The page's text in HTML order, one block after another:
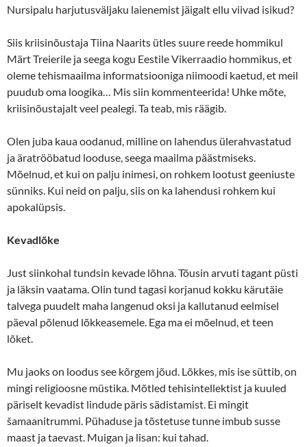
Nursipalu harjutusväljaku laienemist jäigalt ellu viivad isikud?
Siis kriisinõustaja Tiina Naarits ütles suure reede hommikul
Märt Treierile ja seega kogu Eestile Vikerraadio hommikus, et
oleme tehismaailma informatsiooniga niimoodi kaetud, et meil
puudub oma loogika… Mis siin kommenteerida! Uhke mõte,
kriisinõustajalt veel pealegi. Ta teab, mis räägib.
Olen juba kaua oodanud, milline on lahendus ülerahvastatud
ja äratrööbatud looduse, seega maailma päästmiseks.
Mõelnud, et kui on palju inimesi, on rohkem lootust geeniuste
sünniks. Kui neid on palju, siis on ka lahendusi rohkem kui
apokalüpsis.
Kevadlõke
Just siinkohal tundsin kevade lõhna. Tõusin arvuti tagant püsti
ja läksin vaatama. Olin tund tagasi korjanud kokku kärutäie
talvega puudelt maha langenud oksi ja kallutanud eelmisel
päeval põlenud lõkkeasemele. Ega ma ei mõelnud, et teen
lõket.
Mu jaoks on loodus see kõrgem jõud. Lõkkes, mis ise süttib, on
mingi religioosne müstika. Mõtled tehisintellektist ja kuuled
päriselt kevadist lindude päris sädistamist. Ei mingit
šamaanitrummi. Pühaduse ja tõstetuse tunne imbub susse
maast ja taevast. Muigan ja lisan: kui tahad.